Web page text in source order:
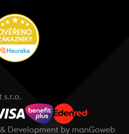
s.r.o.
& Development by manGoweb